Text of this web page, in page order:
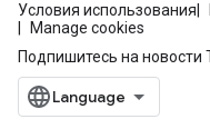
Условия использования
Manage cookies
Подпишитесь на новости